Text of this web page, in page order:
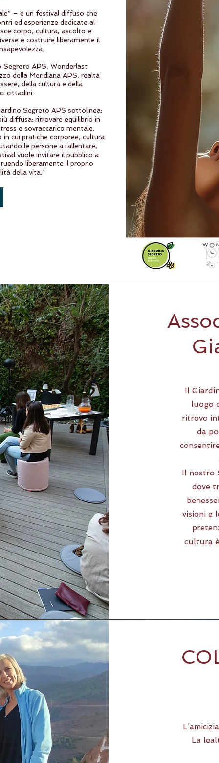
– è un festival diffuso che
ed esperienze dedicate al
corpo, cultura, ascolto e
e costruire liberamente il
Segreto APS, Wonderlast
della Meridiana APS, realtà
della cultura e della
cittadini.
Segreto APS sottolinea:
diffusa: ritrovare equilibrio in
e sovraccarico mentale.
in cui pratiche corporee, cultura
le persone a rallentare,
vuole invitare il pubblico a
liberamente il proprio
della vita.”
Il
luogo
ritrovo
da
Il nostro
dove
visioni e
cultura
La